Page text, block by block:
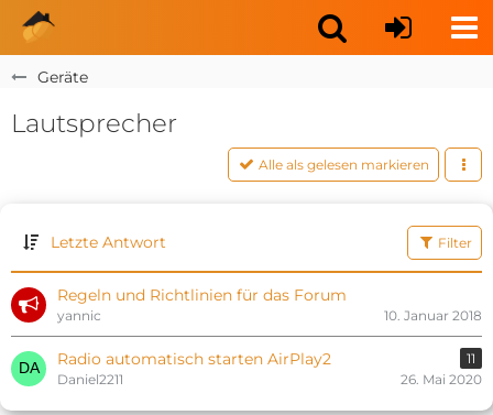
Geräte
Lautsprecher
Alle als gelesen markieren
Letzte Antwort Filter
Regeln und Richtlinien für das Forum
yannic 10. Januar 2018
Radio automatisch starten AirPlay2
11
Daniel2211
26. Mai 2020